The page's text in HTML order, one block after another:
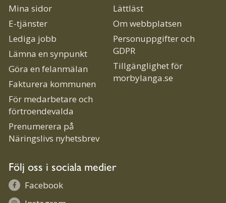
Mina sidor
E-tjänster
Lediga jobb
Lämna en synpunkt
Göra en felanmälan
Fakturera kommunen
För medarbetare och
förtroendevalda
Prenumerera på
Näringslivs nyhetsbrev
Lättläst
Om webbplatsen
Personuppgifter och
GDPR
Tillgänglighet för
morbylanga.se
Följ oss i sociala medier
Facebook